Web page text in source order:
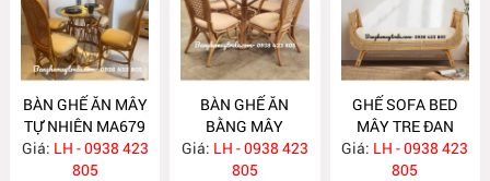
BÀN GHẾ ĂN MÂY
TỰ NHIÊN MA679
Giá: LH - 0938 423
805
BÀN GHẾ ĂN
BẰNG MÂY
MA678
Giá: LH - 0938 423
805
GHẾ SOFA BED
MÂY TRE ĐAN
MA671
Giá: LH - 0938 423
805